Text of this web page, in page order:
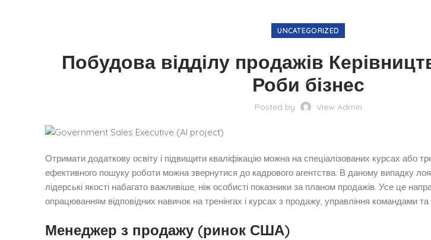
UNCATEGORIZED
Побудова відділу продажів
Роби бізнес
Posted by View Admin
Отримати додаткову освіту і підвищити кваліфікацію можна на спеціалізованих курсах або
ефективного пошуку роботи можна звернутися до кадрового агентства. В даному випадку
лідерські якості набагато важливіше, ніж особисті показники за планом продажів. Усе це
опрацюванням відповідних навичок на тренінгах і курсах з продажу, управління командами та
Менеджер з продажу (ринок США)